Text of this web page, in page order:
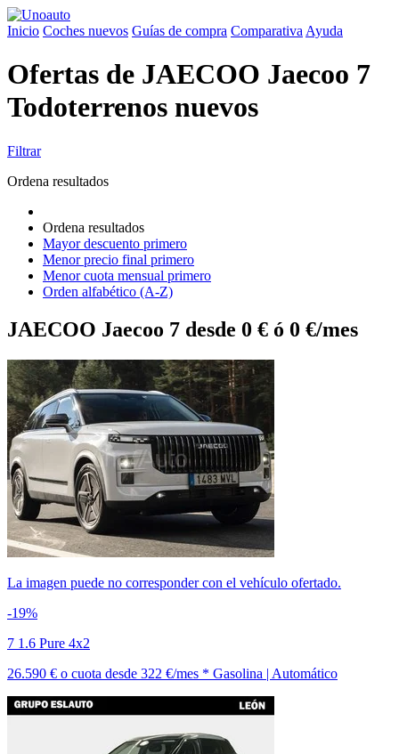
Inicio Coches nuevos Guías de compra Comparativa Ayuda
Ofertas de JAECOO Jaecoo 7
Todoterrenos nuevos
Filtrar
Ordena resultados
Ordena resultados
Mayor descuento primero
Menor precio final primero
Menor cuota mensual primero
Orden alfabético (A-Z)
JAECOO Jaecoo 7 desde 0 € ó 0 €/mes
La imagen puede no corresponder con el vehículo ofertado.
-19%
7 1.6 Pure 4x2
26.590 € o cuota desde 322 €/mes * Gasolina | Automático